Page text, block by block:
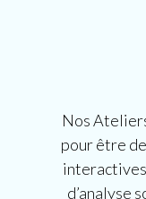
Nos
pour être
d’analyse